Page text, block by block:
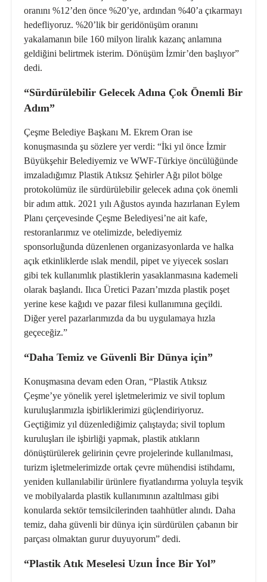
oranını %12’den önce %20’ye, ardından %40’a çıkarmayı
hedefliyoruz. %20’lik bir geridönüşüm oranını
yakalamanın bile 160 milyon liralık kazanç anlamına
geldiğini belirtmek isterim. Dönüşüm İzmir’den başlıyor”
dedi.
“Sürdürülebilir Gelecek Adına Çok Önemli Bir
Adım”
Çeşme Belediye Başkanı M. Ekrem Oran ise
konuşmasında şu sözlere yer verdi: “İki yıl önce İzmir
Büyükşehir Belediyemiz ve WWF-Türkiye öncülüğünde
imzaladığımız Plastik Atıksız Şehirler Ağı pilot bölge
protokolümüz ile sürdürülebilir gelecek adına çok önemli
bir adım attık. 2021 yılı Ağustos ayında hazırlanan Eylem
Planı çerçevesinde Çeşme Belediyesi’ne ait kafe,
restoranlarımız ve otelimizde, belediyemiz
sponsorluğunda düzenlenen organizasyonlarda ve halka
açık etkinliklerde ıslak mendil, pipet ve yiyecek sosları
gibi tek kullanımlık plastiklerin yasaklanmasına kademeli
olarak başlandı. Ilıca Üretici Pazarı’mızda plastik poşet
yerine kese kağıdı ve pazar filesi kullanımına geçildi.
Diğer yerel pazarlarımızda da bu uygulamaya hızla
geçeceğiz.”
“Daha Temiz ve Güvenli Bir Dünya için”
Konuşmasına devam eden Oran, “Plastik Atıksız
Çeşme’ye yönelik yerel işletmelerimiz ve sivil toplum
kuruluşlarımızla işbirliklerimizi güçlendiriyoruz.
Geçtiğimiz yıl düzenlediğimiz çalıştayda; sivil toplum
kuruluşları ile işbirliği yapmak, plastik atıkların
dönüştürülerek gelirinin çevre projelerinde kullanılması,
turizm işletmelerimizde ortak çevre mühendisi istihdamı,
yeniden kullanılabilir ürünlere fiyatlandırma yoluyla teşvik
ve mobilyalarda plastik kullanımının azaltılması gibi
konularda sektör temsilcilerinden taahhütler alındı. Daha
temiz, daha güvenli bir dünya için sürdürülen çabanın bir
parçası olmaktan gurur duyuyorum” dedi.
“Plastik Atık Meselesi Uzun İnce Bir Yol”